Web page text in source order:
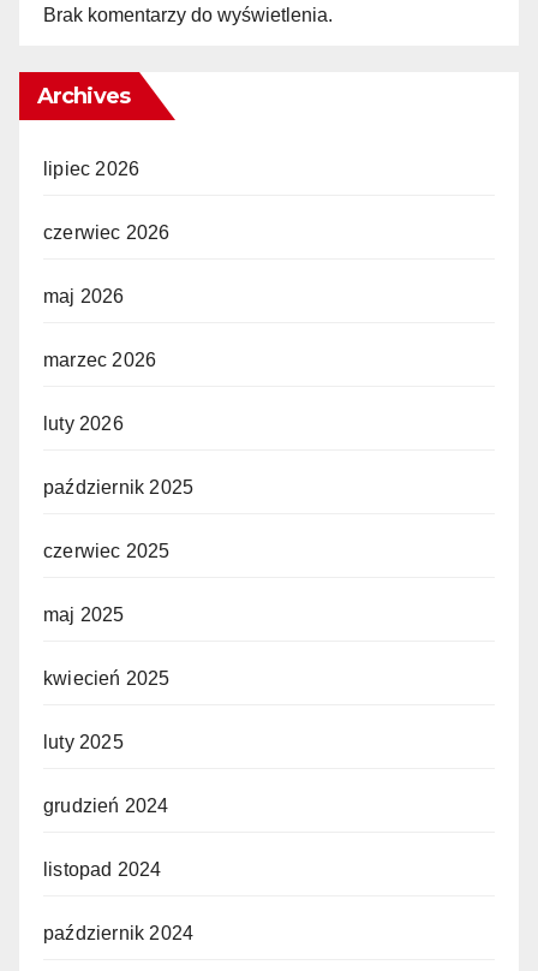
Brak komentarzy do wyświetlenia.
Archives
lipiec 2026
czerwiec 2026
maj 2026
marzec 2026
luty 2026
październik 2025
czerwiec 2025
maj 2025
kwiecień 2025
luty 2025
grudzień 2024
listopad 2024
październik 2024